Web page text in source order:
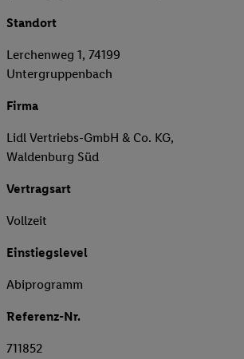
Standort
Lerchenweg 1, 74199
Untergruppenbach
Firma
Lidl Vertriebs-GmbH & Co. KG,
Waldenburg Süd
Vertragsart
Vollzeit
Einstiegslevel
Abiprogramm
Referenz-Nr.
711852